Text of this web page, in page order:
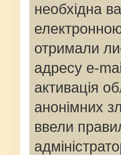
необхідна
отримали
адресу e-
активація
анонімних
ввели